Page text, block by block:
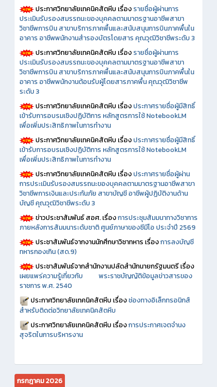
ประกาศวิทยาลัยเทคนิคสัตหีบ เรื่องรายชื่อผู้ผ่านการ
ประเมินรับรองสมรรถนะของบุคคลตามมาตรฐานอาชีพสาขา
วิชาชีพการบิน สาขาบริการภาคพื้นและสนับสนุนการบินภาคพื้นใน
อาคาร อาชีพพนักงานสำรองบัตรโดยสาร คุณวุฒิวิชาชีพระดับ 3
ประกาศวิทยาลัยเทคนิคสัตหีบ เรื่องรายชื่อผู้ผ่านการ
ประเมินรับรองสมรรถนะของบุคคลตามมาตรฐานอาชีพสาขา
วิชาชีพการบิน สาขาบริการภาคพื้นและสนับสนุนการบินภาคพื้นใน
อาคาร อาชีพพนักงานต้อนรับผู้โดยสารภาคพื้น คุณวุฒิวิชาชีพ
ระดับ 3
ประกาศวิทยาลัยเทคนิคสัตหีบ เรื่องประกาศรายชื่อผู้มีสิทธิ์
เข้ารับการอบรมเชิงปฏิบัติการ หลักสูตรการใช้ NotebookLM
เพื่อเพิ่มประสิทธิภาพในการทำงาน
ประกาศวิทยาลัยเทคนิคสัตหีบ เรื่องประกาศรายชื่อผู้มีสิทธิ์
เข้ารับการอบรมเชิงปฏิบัติการ หลักสูตรการใช้ NotebookLM
เพื่อเพิ่มประสิทธิภาพในการทำงาน
ประกาศวิทยาลัยเทคนิคสัตหีบ เรื่องประกาศรายชื่อผู้ผ่าน
การประเมินรับรองสมรรถนะของบุคคลตามมาตรฐานอาชีพสาขา
วิชาชีพการเงินและประกันภัย สาขาบัญชี อาชีพผู้ปฏิบัติงานด้าน
บัญชี คุณวุฒิวิชาชีพระดับ 3
ข่าวประชาสัมพันธ์ สอศ.เรื่องการประชุมสัมมนาทางวิชาการ
ภายหลังการสัมมนาระดับชาติ ศูนย์ภาษาของซีมีโอ ประจำปี 2569
ประชาสัมพันธ์จากงานนักศึกษาวิชาทหาร เรื่องการลงบัญชี
ทหารกองเกิน (สด.9)
ประชาสัมพันธ์จากสำนักงานปลัดสำนักนายกรัฐมนตรี เรื่อง
เผยแพร่ความรู้เกี่ยวกับ พระราชบัญญัติข้อมูลข่าวสารของ
ราชการ พ.ศ. 2540
ประกาศวิทยาลัยเทคนิคสัตหีบ เรื่องช่องทางอิเล็กทรอนิกส์
สำหรับติดต่อวิทยาลัยเทคนิคสัตหีบ
ประกาศวิทยาลัยเทคนิคสัตหีบ เรื่องการประกาศเจตจำนง
สุจริตในการบริหารงาน
กรกฎาคม 2026